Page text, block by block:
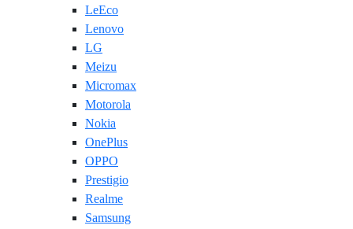
LeEco
Lenovo
LG
Meizu
Micromax
Motorola
Nokia
OnePlus
OPPO
Prestigio
Realme
Samsung